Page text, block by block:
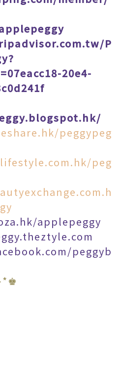
P
20e4-
peggypeg
peg
applepeggy
peggyb